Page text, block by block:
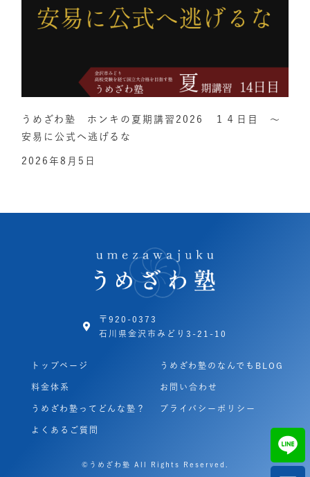
うめざわ塾 ホンキの夏期講習2026 １４日目 ～
安易に公式へ逃げるな
2026年8月5日
〒920-0373
石川県金沢市みどり3-21-10
トップページ
料金体系
うめざわ塾ってどんな塾？
よくあるご質問
うめざわ塾のなんでもBLOG
お問い合わせ
プライバシーポリシー
©うめざわ塾 All Rights Reserved.